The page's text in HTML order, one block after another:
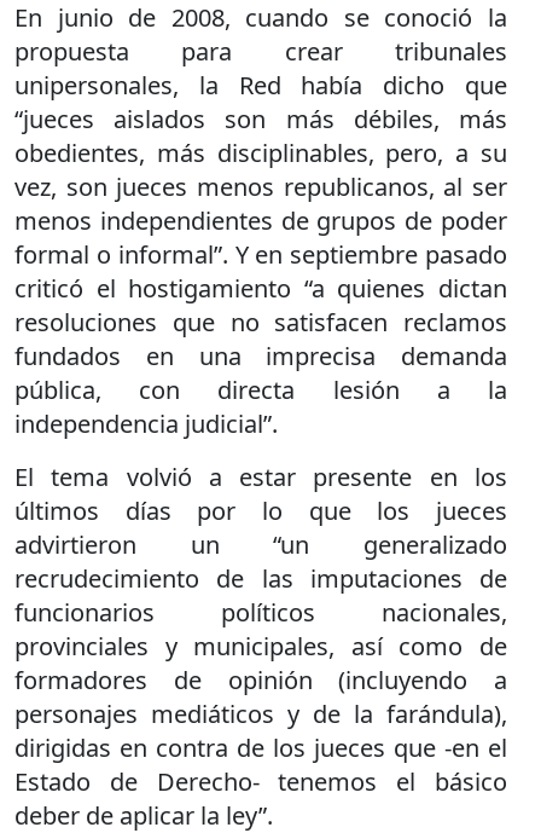
En junio de 2008, cuando se conoció la
propuesta para crear tribunales
unipersonales, la Red había dicho que
“jueces aislados son más débiles, más
obedientes, más disciplinables, pero, a su
vez, son jueces menos republicanos, al ser
menos independientes de grupos de poder
formal o informal”. Y en septiembre pasado
criticó el hostigamiento “a quienes dictan
resoluciones que no satisfacen reclamos
fundados en una imprecisa demanda
pública, con directa lesión a la
independencia judicial”.
El tema volvió a estar presente en los
últimos días por lo que los jueces
advirtieron un “un generalizado
recrudecimiento de las imputaciones de
funcionarios políticos nacionales,
provinciales y municipales, así como de
formadores de opinión (incluyendo a
personajes mediáticos y de la farándula),
dirigidas en contra de los jueces que -en el
Estado de Derecho- tenemos el básico
deber de aplicar la ley”.